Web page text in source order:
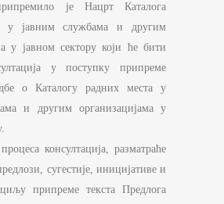
је Нацрт Каталога
у јавним службама и другим
у јавном сектору који ће бити
у поступку припреме
о Каталогу радних места у
и другим организацијама у
консултација, разматраће
сугестије, иницијативе и
припреме текста Предлога